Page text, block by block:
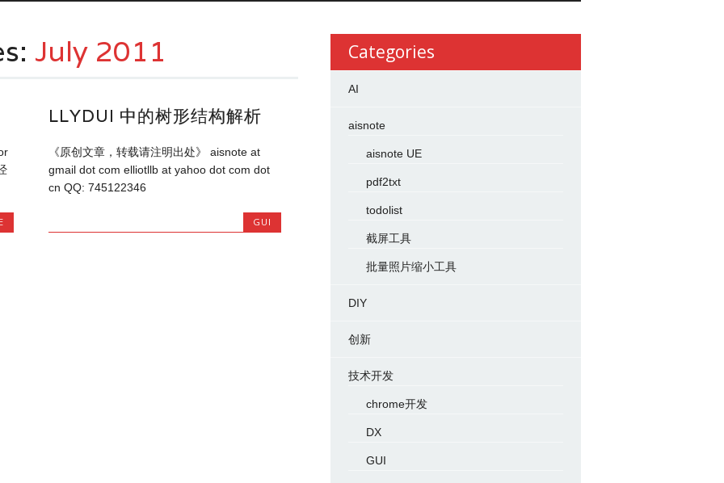
July 2011
LLYDUI 中的树形结构解析
《原创文章，转载请注明出处》 aisnote at
gmail dot com elliotllb at yahoo dot com dot
cn QQ: 745122346
GUI
Categories
AI
aisnote
aisnote UE
pdf2txt
todolist
截屏工具
批量照片缩小工具
DIY
创新
技术开发
chrome开发
DX
GUI